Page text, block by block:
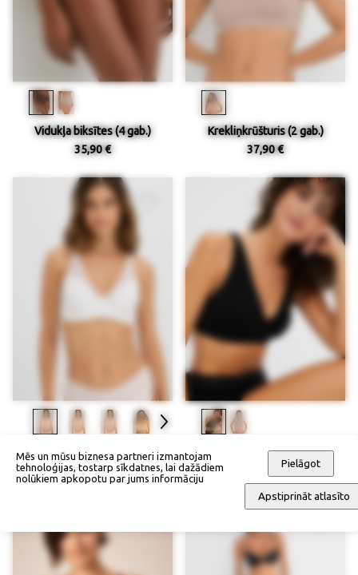
Vidukļa biksītes (4 gab.)
35,90 €
Krekliņkrūšturis (2 gab.)
37,90 €
Stīpiņu krūšturis (2 gab.)
44,90 €
Bralette krūšturis bez stīpiņām
22,90 €
Mēs un mūsu biznesa partneri izmantojam
tehnoloģijas, tostarp sīkdatnes, lai dažādiem
nolūkiem apkopotu par jums informāciju
Pielāgot
Apstiprināt atlasīto